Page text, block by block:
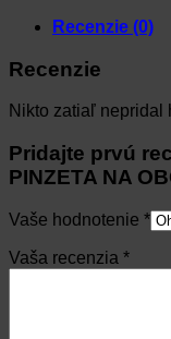
Recenzie (0)
Recenzie
Nikto zatiaľ nepridal
Pridajte prvú
PINZETA NA
Vaše hodnotenie *
Vaša recenzia *